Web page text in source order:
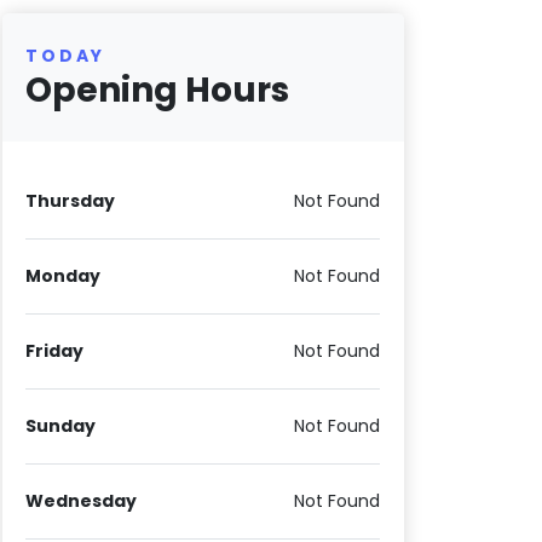
TODAY
Opening Hours
Thursday Not Found
Monday Not Found
Friday Not Found
Sunday Not Found
Wednesday Not Found